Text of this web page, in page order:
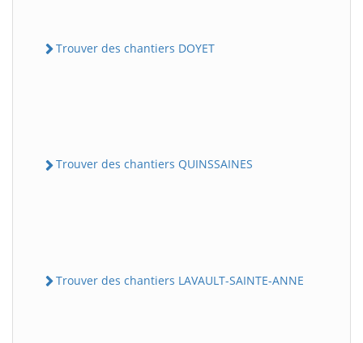
Trouver des chantiers DOYET
Trouver des chantiers QUINSSAINES
Trouver des chantiers LAVAULT-SAINTE-ANNE